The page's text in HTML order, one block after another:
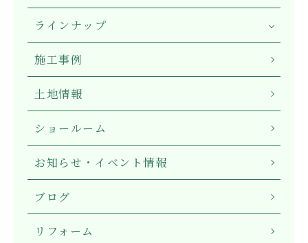
ラインナップ
施工事例
土地情報
ショールーム
お知らせ・イベント情報
ブログ
リフォーム